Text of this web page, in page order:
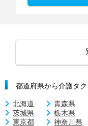
都道府県から介護タ
北海道 青森県
茨城県
栃木県
東京都
神奈川県